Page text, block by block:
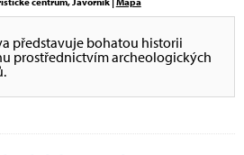
představuje bohatou historii
prostřednictvím archeologických